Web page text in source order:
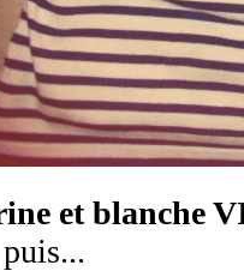
et blanche